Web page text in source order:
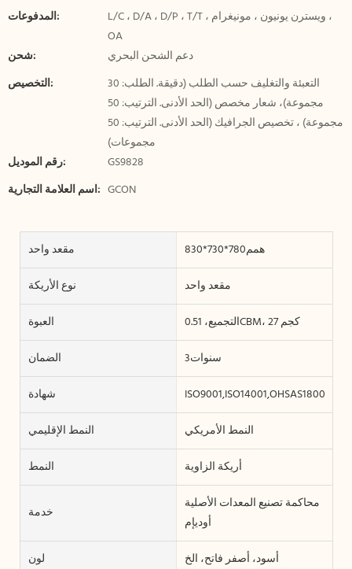
المدفوعات:
L/C ، D/A ، D/P ، T/T ، ويسترن يونيون ، مونيغرام ،
OA
شحن:
دعم الشحن البحري
التخصيص:
التعبئة والتغليف حسب الطلب (دقيقة. الطلب: 30
مجموعة)، شعار مخصص (الحد الأدنى. الترتيب: 50
مجموعة) ، تخصيص الجرافيك (الحد الأدنى. الترتيب: 50
مجموعات)
رقم الموديل:
GS9828
اسم العلامة التجارية: GCON
مقعد واحد
همم780*730*830
نوع الأريكة
مقعد واحد
العبوة
التجميع، 0.51CBM، 27 كجم
الضمان
سنوات3
شهادة
ISO9001,ISO14001,OHSAS18001
النمط الإقليمي
النمط الأمريكي
النمط
أريكة الزاوية
خدمة
محاكمة تصنيع المعدات الأصلية
أوديإم
لون
أسود، أصفر فاتح، الخ